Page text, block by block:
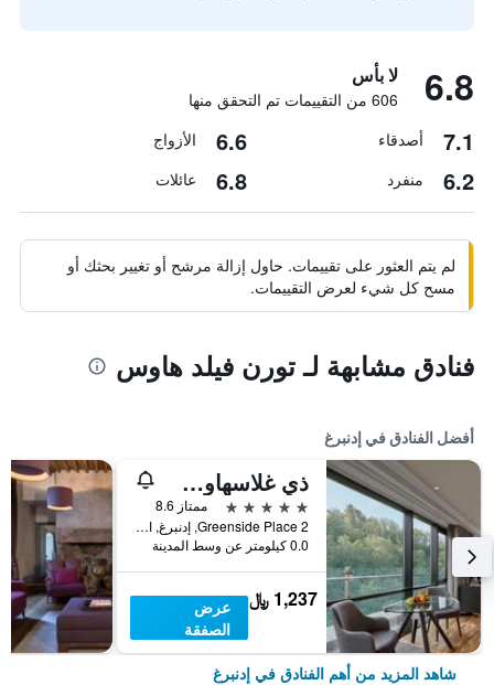
6.8 لا بأس
606 من التقييمات تم التحقق منها
7.1 أصدقاء 6.6 الأزواج
6.2 منفرد 6.8 عائلات
لم يتم العثور على تقييمات. حاول إزالة مرشح أو تغيير بحثك أو
مسح كل شيء لعرض التقييمات.
فنادق مشابهة لـ تورن فيلد هاوس
أفضل الفنادق في إدنبرغ
ذي غلاسهاوس، أوتوغراف كولكشن
5 نجوم
ممتاز 8.6
2 Greenside Place, إدنبرغ, المملكة المتحدة
0.0 كيلومتر عن وسط المدينة
1,237 ﷼
عرض
الصفقة
شاهد المزيد من أهم الفنادق في إدنبرغ